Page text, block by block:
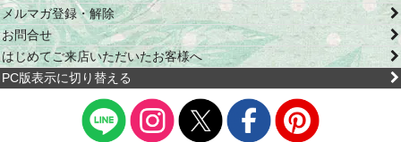
メルマガ登録・解除
お問合せ
はじめてご来店いただいたお客様へ
PC版表示に切り替える